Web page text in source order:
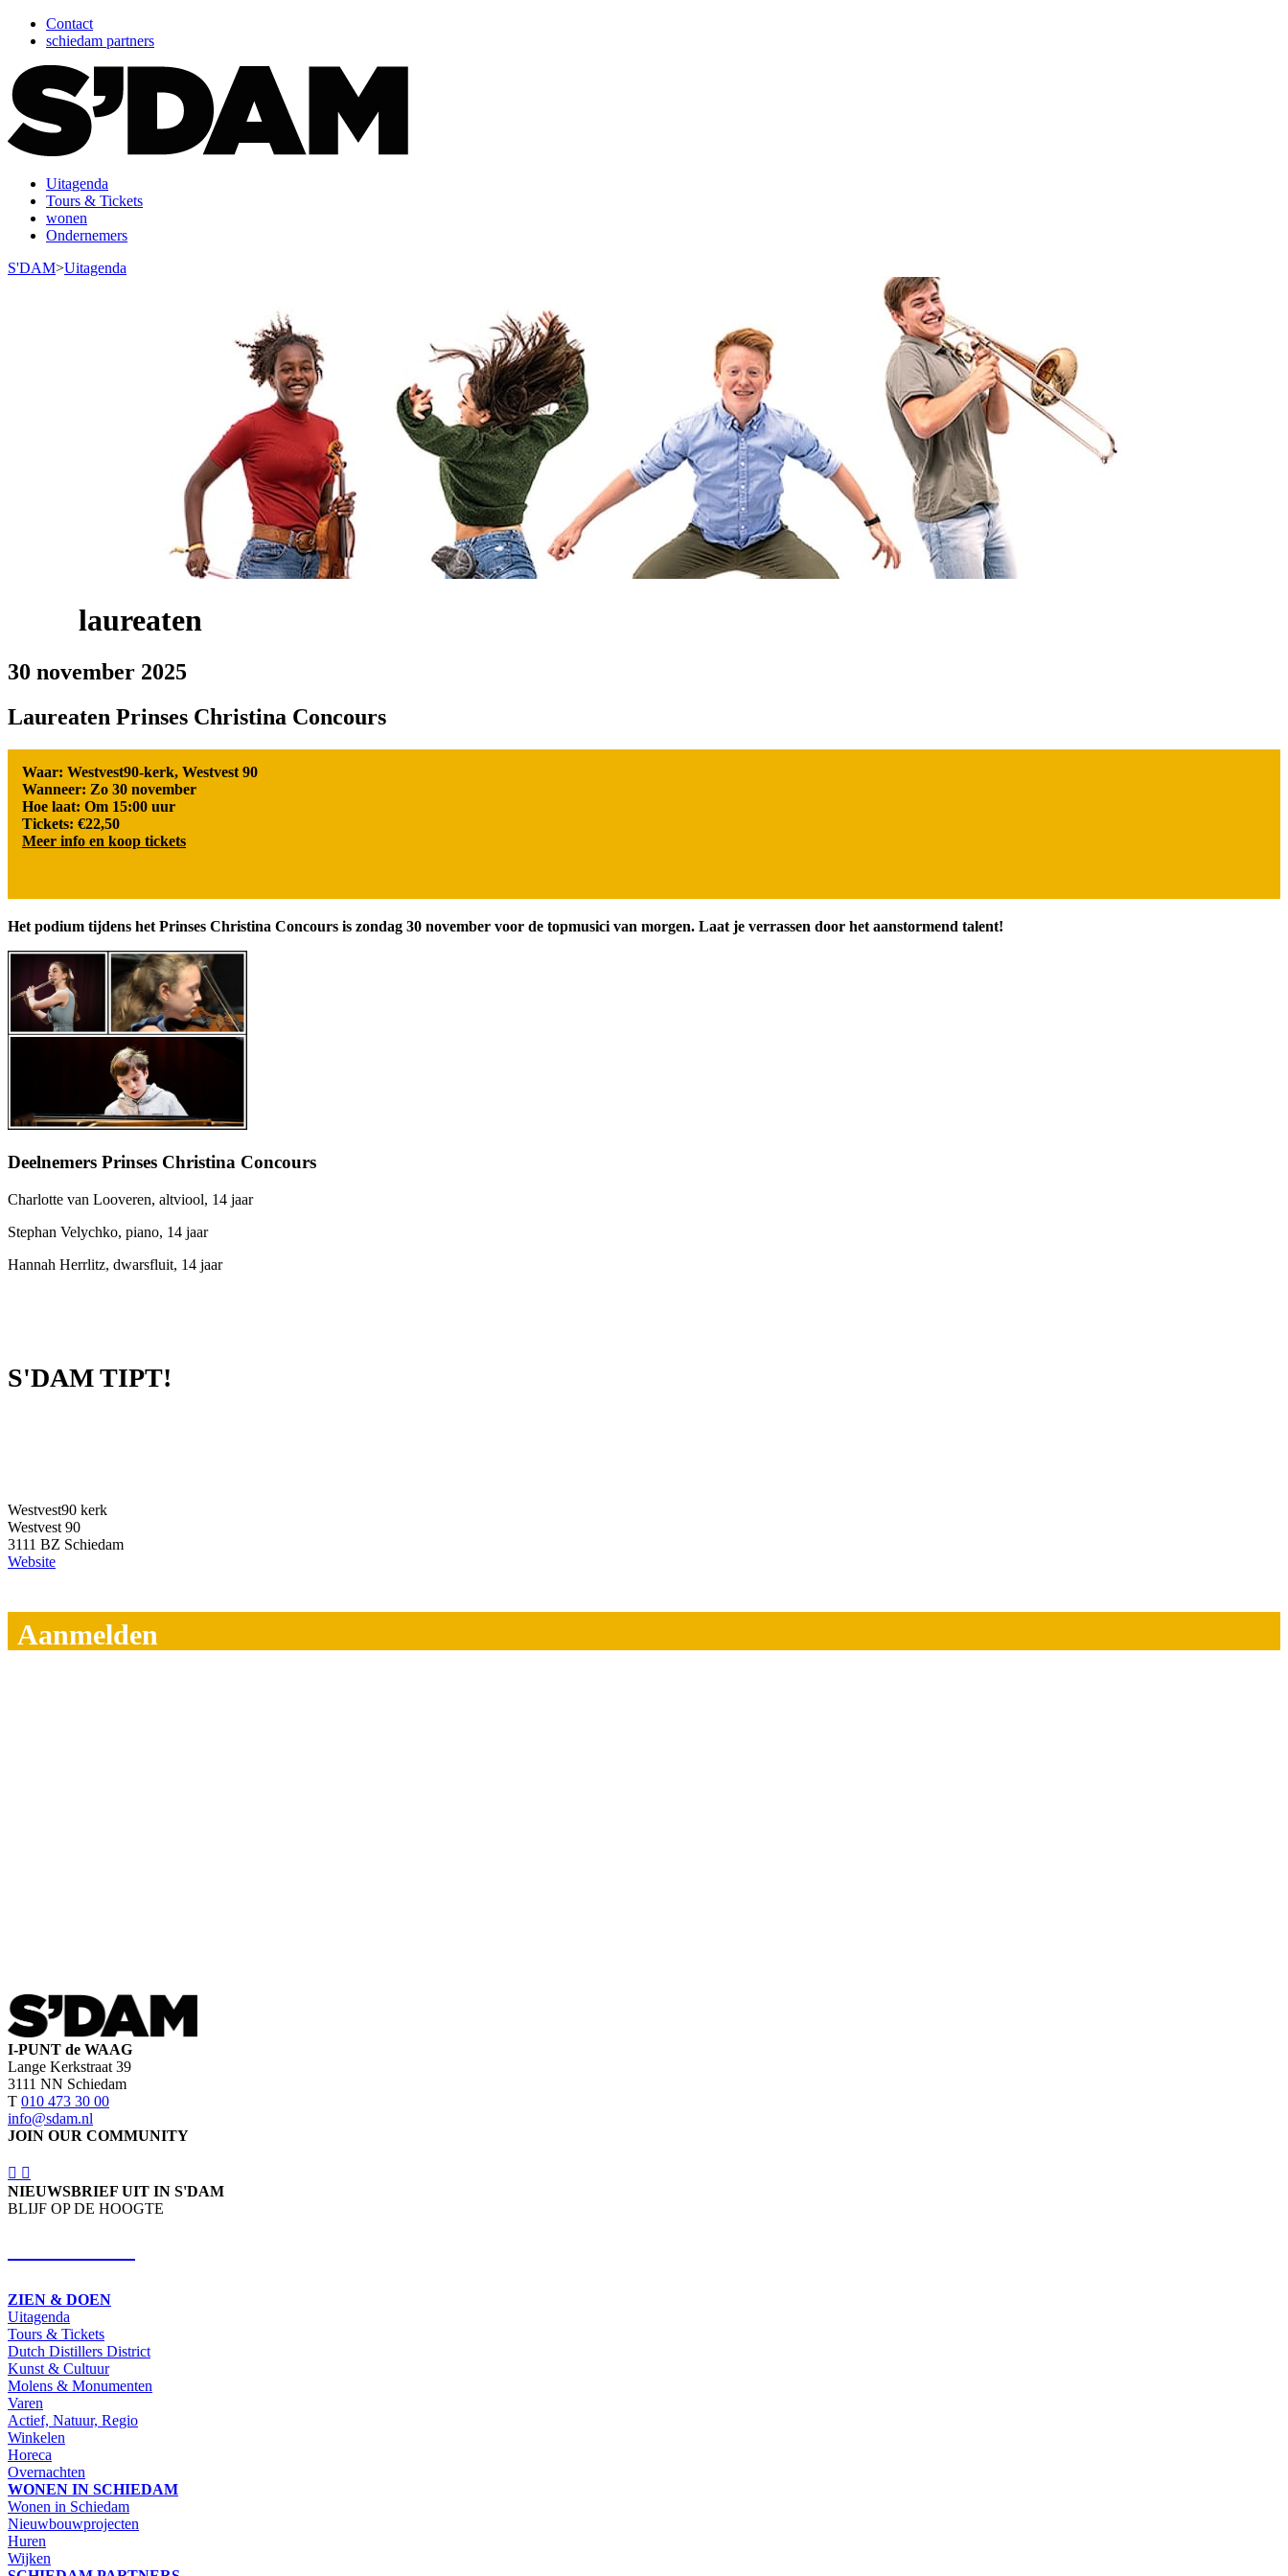
Contact
schiedam partners
Uitagenda
Tours & Tickets
wonen
Ondernemers
S'DAM>Uitagenda
laureaten
30 november 2025
Laureaten Prinses Christina Concours
Waar: Westvest90-kerk, Westvest 90
Wanneer: Zo 30 november
Hoe laat: Om 15:00 uur
Tickets: €22,50
Meer info en koop tickets
Het podium tijdens het Prinses Christina Concours is zondag 30 november voor de topmusici van morgen. Laat je verrassen door het aanstormend talent!
Deelnemers Prinses Christina Concours
Charlotte van Looveren, altviool, 14 jaar
Stephan Velychko, piano, 14 jaar
Hannah Herrlitz, dwarsfluit, 14 jaar
S'DAM TIPT!
Westvest90 kerk
Westvest 90
3111 BZ Schiedam
Website
Aanmelden
I-PUNT de WAAG
Lange Kerkstraat 39
3111 NN Schiedam
T 010 473 30 00
info@sdam.nl
JOIN OUR COMMUNITY
NIEUWSBRIEF UIT IN S'DAM
BLIJF OP DE HOOGTE
ZIEN & DOEN
Uitagenda
Tours & Tickets
Dutch Distillers District
Kunst & Cultuur
Molens & Monumenten
Varen
Actief, Natuur, Regio
Winkelen
Horeca
Overnachten
WONEN IN SCHIEDAM
Wonen in Schiedam
Nieuwbouwprojecten
Huren
Wijken